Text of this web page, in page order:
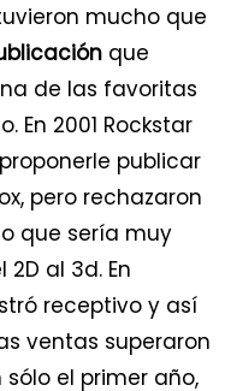
mucho que
que
de las favoritas
En 2001 Rockstar
publicar
pero rechazaron
que sería muy
al 3d. En
receptivo y así
ventas superaron
el primer año,